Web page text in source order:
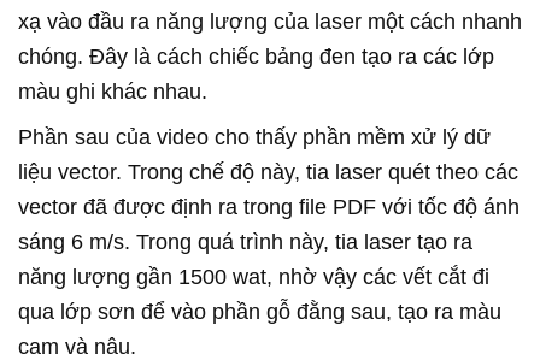
xạ vào đầu ra năng lượng của laser một cách nhanh
chóng. Đây là cách chiếc bảng đen tạo ra các lớp
màu ghi khác nhau.
Phần sau của video cho thấy phần mềm xử lý dữ
liệu vector. Trong chế độ này, tia laser quét theo các
vector đã được định ra trong file PDF với tốc độ ánh
sáng 6 m/s. Trong quá trình này, tia laser tạo ra
năng lượng gần 1500 wat, nhờ vậy các vết cắt đi
qua lớp sơn để vào phần gỗ đằng sau, tạo ra màu
cam và nâu.